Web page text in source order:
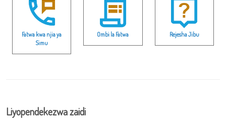
Fatwa kwa njia ya
Simu
Ombi la Fatwa Rejesha Jibu
Liyopendekezwa zaidi